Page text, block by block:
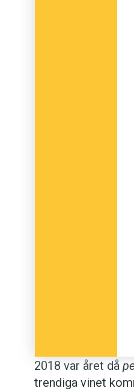
2018 var året då
trendiga vinet